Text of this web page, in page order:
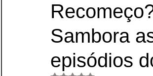
Monsters of Rock SP The Town
Sambora
episódios